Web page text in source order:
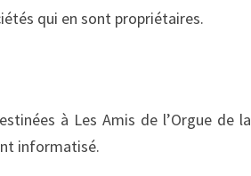
qui en sont propriétaires.
à Les Amis de l’Orgue de la
informatisé.